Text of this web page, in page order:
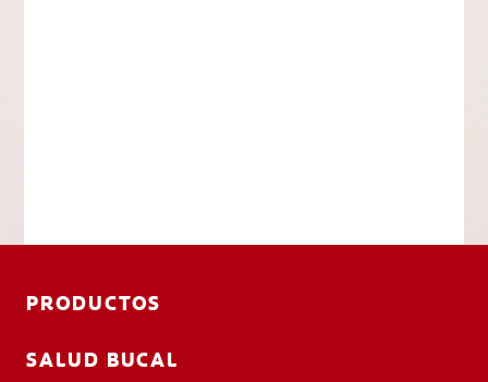
PRODUCTOS
SALUD BUCAL